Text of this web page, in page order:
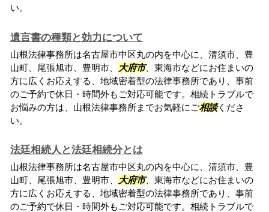
い。
遺言書の種類と効力について
山根法律事務所は名古屋市中区丸の内を中心に、清須市、豊
山町、尾張旭市、豊明市、
大府市、東海市などにお住まいの
方に広くお応えする、地域密着型の法律事務所であり、事前
のご予約で休日・時間外もご対応可能です。相続トラブルで
お悩みの方は、山根法律事務所までお気軽にご相談くださ
い。
法廷相続人と法廷相続分とは
山根法律事務所は名古屋市中区丸の内を中心に、清須市、豊
山町、尾張旭市、豊明市、
大府市、東海市などにお住まいの
方に広くお応えする、地域密着型の法律事務所であり、事前
のご予約で休日・時間外もご対応可能です。相続トラブルで